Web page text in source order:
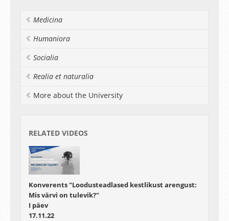
ioonsetest vedelikest.
Medicina
Humaniora
Socialia
Realia et naturalia
More about the University
RELATED VIDEOS
Konverents "Loodusteadlased kestlikust arengust:
Mis värvi on tulevik?"
I päev
17.11.22